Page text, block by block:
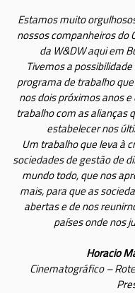
Estamos muito
nossos companheiros do
da W&DW aqui em
Tivemos a
programa de trabalho
nos dois próximos anos
trabalho com as alianças
estabelecer nos
Um trabalho que leva à
sociedades de gestão de
mundo todo, que nos
mais, para que as
abertas e de nos
países onde nos
Horacio
Cinematográfico –